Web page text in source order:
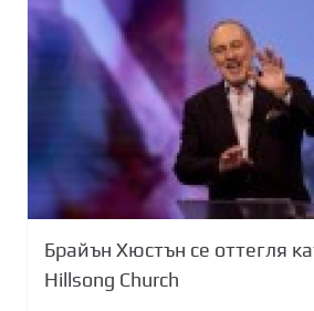
Брайън Хюстън се оттегля
Hillsong Church